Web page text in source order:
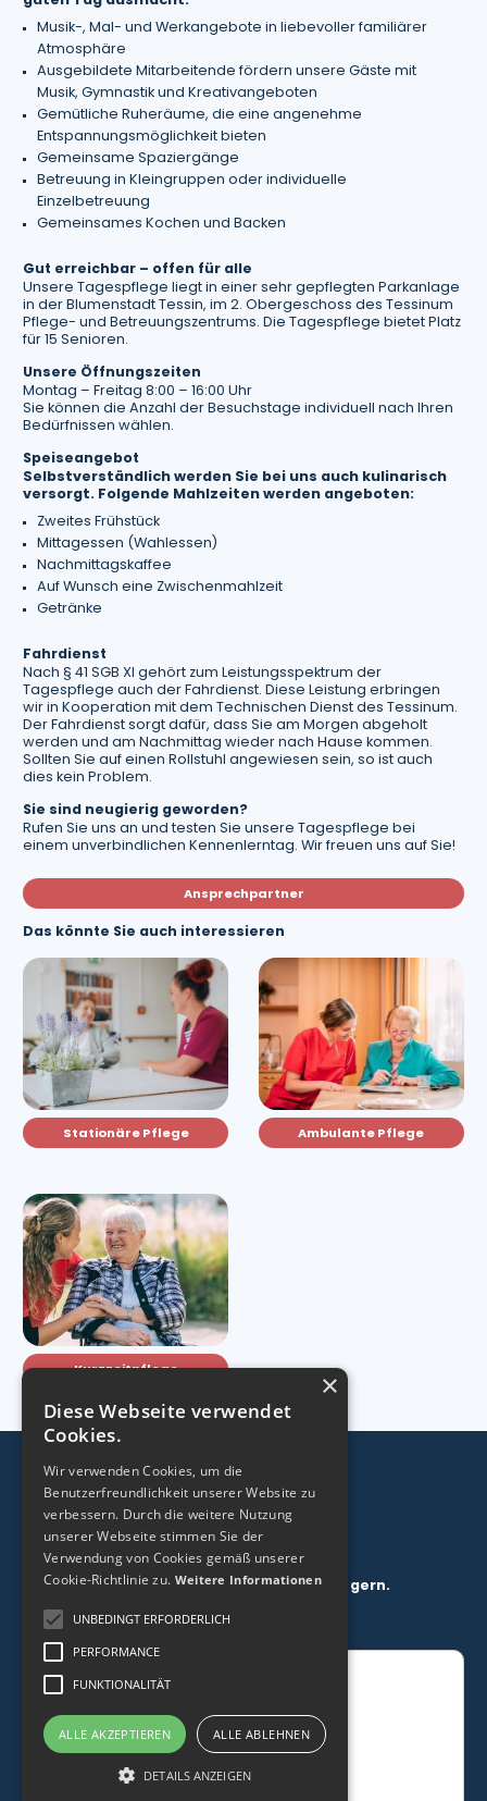
Musik-, Mal- und Werkangebote in liebevoller familiärer
Atmosphäre
Ausgebildete Mitarbeitende fördern unsere Gäste mit
Musik, Gymnastik und Kreativangeboten
Gemütliche Ruheräume, die eine angenehme
Entspannungsmöglichkeit bieten
Gemeinsame Spaziergänge
Betreuung in Kleingruppen oder individuelle
Einzelbetreuung
Gemeinsames Kochen und Backen
Gut erreichbar – offen für alle
Unsere Tagespflege liegt in einer sehr gepflegten Parkanlage
in der Blumenstadt Tessin, im 2. Obergeschoss des Tessinum
Pflege- und Betreuungszentrums. Die Tagespflege bietet Platz
für 15 Senioren.
Unsere Öffnungszeiten
Montag – Freitag 8:00 – 16:00 Uhr
Sie können die Anzahl der Besuchstage individuell nach Ihren
Bedürfnissen wählen.
Speiseangebot
Selbstverständlich werden Sie bei uns auch kulinarisch
versorgt. Folgende Mahlzeiten werden angeboten:
Zweites Frühstück
Mittagessen (Wahlessen)
Nachmittagskaffee
Auf Wunsch eine Zwischenmahlzeit
Getränke
Fahrdienst
Nach § 41 SGB XI gehört zum Leistungsspektrum der
Tagespflege auch der Fahrdienst. Diese Leistung erbringen
wir in Kooperation mit dem Technischen Dienst des Tessinum.
Der Fahrdienst sorgt dafür, dass Sie am Morgen abgeholt
werden und am Nachmittag wieder nach Hause kommen.
Sollten Sie auf einen Rollstuhl angewiesen sein, so ist auch
dies kein Problem.
Sie sind neugierig geworden?
Rufen Sie uns an und testen Sie unsere Tagespflege bei
einem unverbindlichen Kennenlerntag. Wir freuen uns auf Sie!
Ansprechpartner
Das könnte Sie auch interessieren
Stationäre Pflege Ambulante Pflege
Kurzzeitpflege
Kontaktformular
Haben Sie Fragen? Dann schreiben Sie uns gern.
×
Diese Webseite verwendet
Cookies.
Wir verwenden Cookies, um die
Benutzerfreundlichkeit unserer Website zu
verbessern. Durch die weitere Nutzung
unserer Webseite stimmen Sie der
Verwendung von Cookies gemäß unserer
Cookie-Richtlinie zu. Weitere Informationen
UNBEDINGT ERFORDERLICH
PERFORMANCE
FUNKTIONALITÄT
ALLE AKZEPTIEREN ALLE ABLEHNEN
DETAILS ANZEIGEN